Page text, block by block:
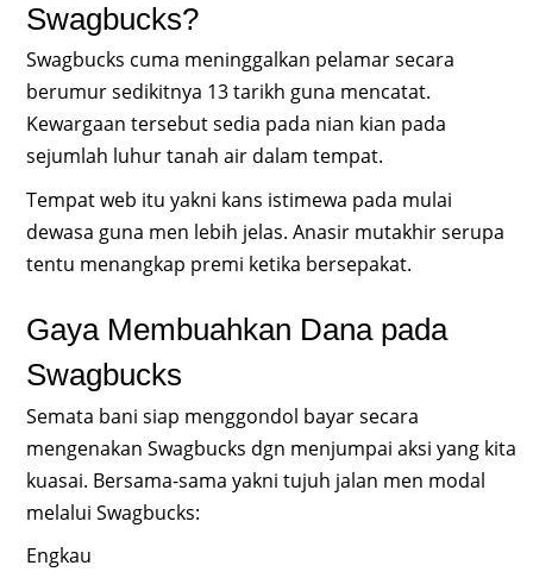
Swagbucks?
Swagbucks cuma meninggalkan pelamar secara
berumur sedikitnya 13 tarikh guna mencatat.
Kewargaan tersebut sedia pada nian kian pada
sejumlah luhur tanah air dalam tempat.
Tempat web itu yakni kans istimewa pada mulai
dewasa guna men lebih jelas. Anasir mutakhir serupa
tentu menangkap premi ketika bersepakat.
Gaya Membuahkan Dana pada
Swagbucks
Semata bani siap menggondol bayar secara
mengenakan Swagbucks dgn menjumpai aksi yang kita
kuasai. Bersama-sama yakni tujuh jalan men modal
melalui Swagbucks:
Engkau